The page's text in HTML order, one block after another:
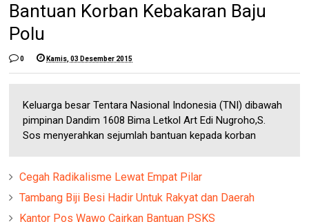
Bantuan Korban Kebakaran Baju
Polu
0 Kamis, 03 Desember 2015
Keluarga besar Tentara Nasional Indonesia (TNI) dibawah
pimpinan Dandim 1608 Bima Letkol Art Edi Nugroho,S.
Sos menyerahkan sejumlah bantuan kepada korban
Cegah Radikalisme Lewat Empat Pilar
Tambang Biji Besi Hadir Untuk Rakyat dan Daerah
Kantor Pos Wawo Cairkan Bantuan PSKS